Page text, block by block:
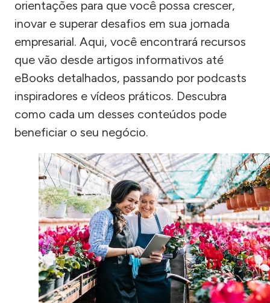
orientações para que você possa crescer,
inovar e superar desafios em sua jornada
empresarial. Aqui, você encontrará recursos
que vão desde artigos informativos até
eBooks detalhados, passando por podcasts
inspiradores e vídeos práticos. Descubra
como cada um desses conteúdos pode
beneficiar o seu negócio.